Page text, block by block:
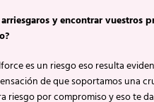
y encontrar vuestros
es un riesgo eso resulta
de que soportamos una
riesgo por compromiso y eso te